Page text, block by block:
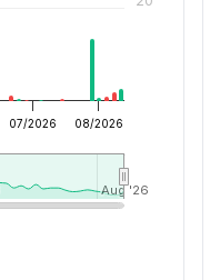
07/2026 08/2026
Aug '26
Aug '26